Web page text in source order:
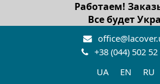
Работаем!
Все будет
+38 (044) 502 52
UA
EN
RU